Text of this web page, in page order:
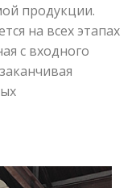
продукции.
на всех этапах
с входного